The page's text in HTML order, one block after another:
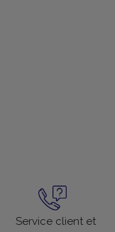
Service client et